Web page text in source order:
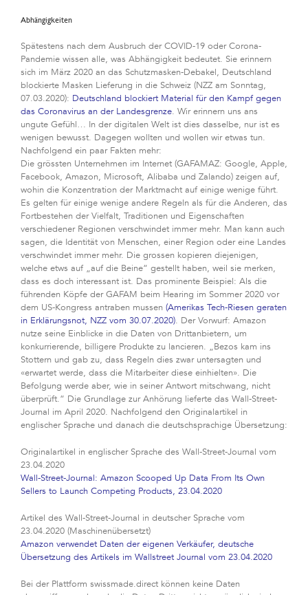
Abhängigkeiten
Spätestens nach dem Ausbruch der COVID-19 oder Corona-
Pandemie wissen alle, was Abhängigkeit bedeutet. Sie erinnern
sich im März 2020 an das Schutzmasken-Debakel, Deutschland
blockierte Masken Lieferung in die Schweiz (NZZ am Sonntag,
07.03.2020): Deutschland blockiert Material für den Kampf gegen
das Coronavirus an der Landesgrenze. Wir erinnern uns ans
ungute Gefühl… In der digitalen Welt ist dies dasselbe, nur ist es
wenigen bewusst. Dagegen wollten und wollen wir etwas tun.
Nachfolgend ein paar Fakten mehr:
Die grössten Unternehmen im Internet (GAFAMAZ: Google, Apple,
Facebook, Amazon, Microsoft, Alibaba und Zalando) zeigen auf,
wohin die Konzentration der Marktmacht auf einige wenige führt.
Es gelten für einige wenige andere Regeln als für die Anderen, das
Fortbestehen der Vielfalt, Traditionen und Eigenschaften
verschiedener Regionen verschwindet immer mehr. Man kann auch
sagen, die Identität von Menschen, einer Region oder eine Landes
verschwindet immer mehr. Die grossen kopieren diejenigen,
welche etws auf „auf die Beine“ gestellt haben, weil sie merken,
dass es doch interessant ist. Das prominente Beispiel: Als die
führenden Köpfe der GAFAM beim Hearing im Sommer 2020 vor
dem US-Kongress antraben mussen (Amerikas Tech-Riesen geraten
in Erklärungsnot, NZZ vom 30.07.2020). Der Vorwurf: Amazon
nutze seine Einblicke in die Daten von Drittanbietern, um
konkurrierende, billigere Produkte zu lancieren. „Bezos kam ins
Stottern und gab zu, dass Regeln dies zwar untersagten und
«erwartet werde, dass die Mitarbeiter diese einhielten». Die
Befolgung werde aber, wie in seiner Antwort mitschwang, nicht
überprüft.“ Die Grundlage zur Anhörung lieferte das Wall-Street-
Journal im April 2020. Nachfolgend den Originalartikel in
englischer Sprache und danach die deutschsprachige Übersetzung:
Originalartikel in englischer Sprache des Wall-Street-Journal vom
23.04.2020
Wall-Street-Journal: Amazon Scooped Up Data From Its Own
Sellers to Launch Competing Products, 23.04.2020
Artikel des Wall-Street-Journal in deutscher Sprache vom
23.04.2020 (Maschinenübersetzt)
Amazon verwendet Daten der eigenen Verkäufer, deutsche
Übersetzung des Artikels im Wallstreet Journal vom 23.04.2020
Bei der Plattform swissmade.direct können keine Daten